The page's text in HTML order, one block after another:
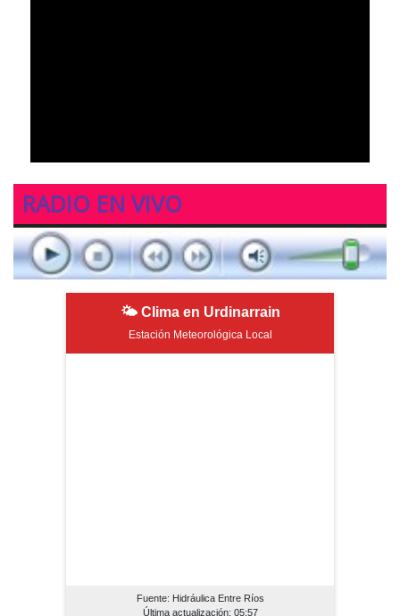
RADIO EN VIVO
🌤 Clima en Urdinarrain
Estación Meteorológica Local
Fuente: Hidráulica Entre Ríos
Última actualización: 05:57